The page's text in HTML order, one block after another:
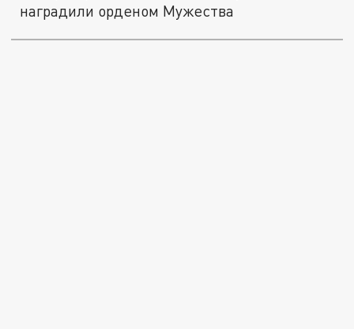
наградили орденом Мужества